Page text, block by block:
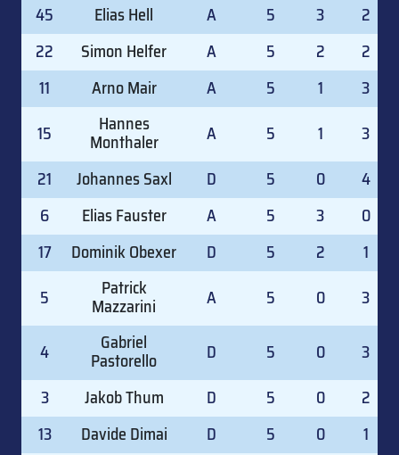
45 Elias Hell A 5 3
2
22
Simon Helfer A 5 2
2
11
Arno Mair A 5 1
3
15
Hannes
Monthaler A 5 1
3
21
Johannes Saxl D 5 0
4
6
Elias Fauster A 5 3
0
17
Dominik Obexer D 5 2
1
5
Patrick
Mazzarini A 5 0 3
4 Gabriel
Pastorello D 5 0
3
3
Jakob Thum D 5 0
2
13
Davide Dimai D 5 0
1